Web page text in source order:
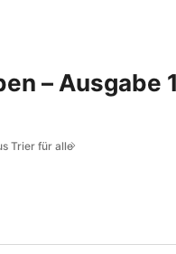
–
Trier für alle